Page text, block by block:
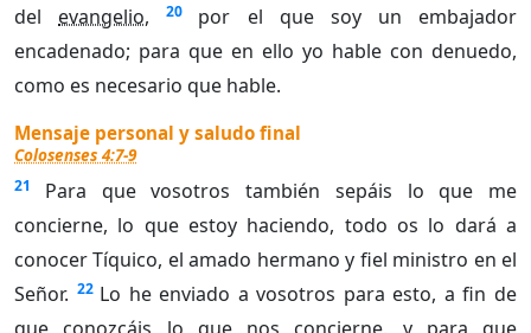
del evangelio, 20
por el que soy un embajador
encadenado; para que en ello yo hable con denuedo,
como es necesario que hable.
Mensaje personal y saludo final
Colosenses 4:7-9
21
Para que vosotros también sepáis lo que me
concierne, lo que estoy haciendo, todo os lo dará a
conocer Tíquico, el amado hermano y fiel ministro en el
Señor. 22 Lo he enviado a vosotros para esto, a fin de